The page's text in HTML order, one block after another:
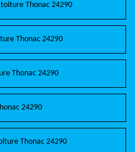
Thonac 24290
Thonac 24290
Thonac 24290
24290
Thonac 24290